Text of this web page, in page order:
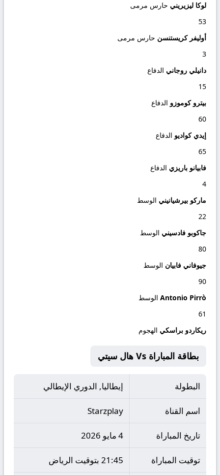
لوكا ليزيريني حارس مرمى
53
أوليفر كريستنسن حارس مرمى
3
دانيلي روجاني الدفاع
15
بيترو كوموزو الدفاع
60
إيدي كواديو الدفاع
65
فابيانو باريزي الدفاع
4
ماركو بيرشيانيني الوسط
22
جاكوبو فادسيني الوسط
80
جيوفاني فابيان الوسط
90
Antonio Pirrò الوسط
61
ريكاردو براسكي الهجوم
بطاقة المباراة Vs هال سيتي
البطولة إيطاليا, الدوري الإيطالي
اسم القناة Starzplay
تاريخ المباراة 4 مايو 2026
توقيت المباراة 21:45 بتوقيت الرياض